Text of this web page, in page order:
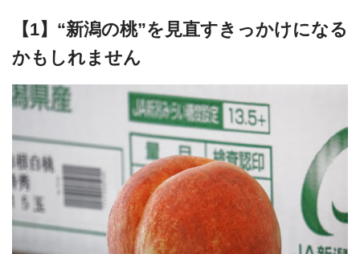
【1】“新潟の桃”を見直すきっかけになる
かもしれません